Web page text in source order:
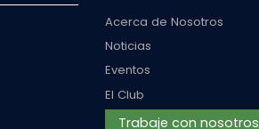
Acerca de Nosotros
Noticias
Eventos
El Club
Trabaje con nosotros